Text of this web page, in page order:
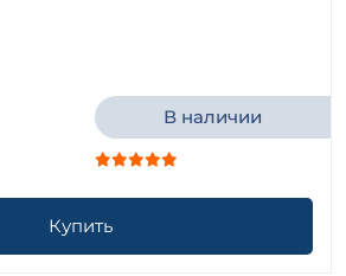
В наличии
Купить